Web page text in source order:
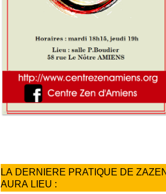
LA DERNIERE PRATIQUE DE
AURA LIEU :